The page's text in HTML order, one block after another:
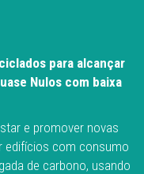
para alcançar
Nulos com baixa
e promover novas
edifícios com consumo
de carbono, usando